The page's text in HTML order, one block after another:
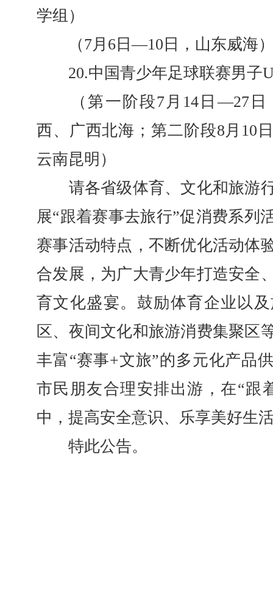
学组）
（7月6日—10日，山东威海
20.中国青少年足球联赛男子
（第一阶段7月14日—27日
西、广西北海；第二阶段8月10
云南昆明）
请各省级体育、文化和旅游
展“跟着赛事去旅行”促消费系列
赛事活动特点，不断优化活动体
合发展，为广大青少年打造安全
育文化盛宴。鼓励体育企业以
区、夜间文化和旅游消费集聚区
丰富“赛事+文旅”的多元化产品
市民朋友合理安排出游，在“跟
中，提高安全意识、乐享美好生
特此公告。